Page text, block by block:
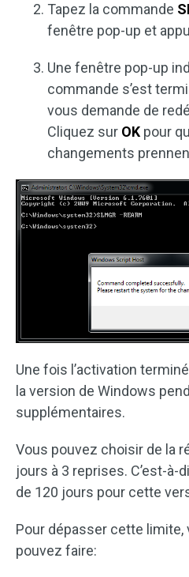
Tapez la commande
fenêtre pop-up et
Une fenêtre pop-up
commande s’est
vous demande de
Cliquez sur OK pour
changements
Une fois l’activation
la version de Windows
supplémentaires.
Vous pouvez choisir de la
jours à 3 reprises. C’est-
de 120 jours pour cette
Pour dépasser cette limite,
pouvez faire: